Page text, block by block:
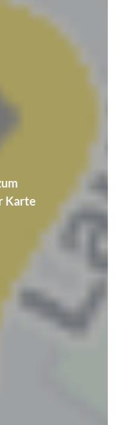
Karte